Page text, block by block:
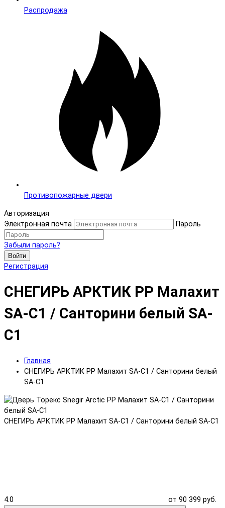
Распродажа
Противопожарные двери
Авторизация
Электронная почта
Пароль
Забыли пароль?
Войти
Регистрация
СНЕГИРЬ АРКТИК PP Малахит
SA-C1 / Санторини белый SA-
C1
Главная
СНЕГИРЬ АРКТИК PP Малахит SA-C1 / Санторини белый
SA-C1
СНЕГИРЬ АРКТИК PP Малахит SA-C1 / Санторини белый SA-C1
4.0 от 90 399 руб.